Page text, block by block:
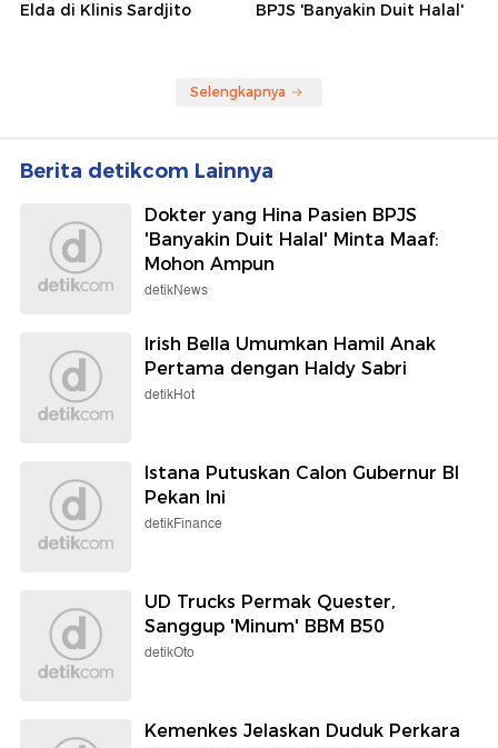
Elda di Klinis Sardjito
BPJS 'Banyakin Duit Halal'
Selengkapnya
Berita detikcom Lainnya
Dokter yang Hina Pasien BPJS
'Banyakin Duit Halal' Minta Maaf:
Mohon Ampun
detikNews
Irish Bella Umumkan Hamil Anak
Pertama dengan Haldy Sabri
detikHot
Istana Putuskan Calon Gubernur BI
Pekan Ini
detikFinance
UD Trucks Permak Quester,
Sanggup 'Minum' BBM B50
detikOto
Kemenkes Jelaskan Duduk Perkara